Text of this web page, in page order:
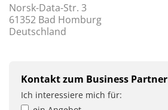
Norsk-Data-Str. 3
61352 Bad Homburg
Deutschland
Kontakt zum Business Partner
Ich interessiere mich für: